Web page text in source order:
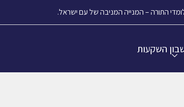
התורה – המנייה המניבה של עם ישראל.
השקעות